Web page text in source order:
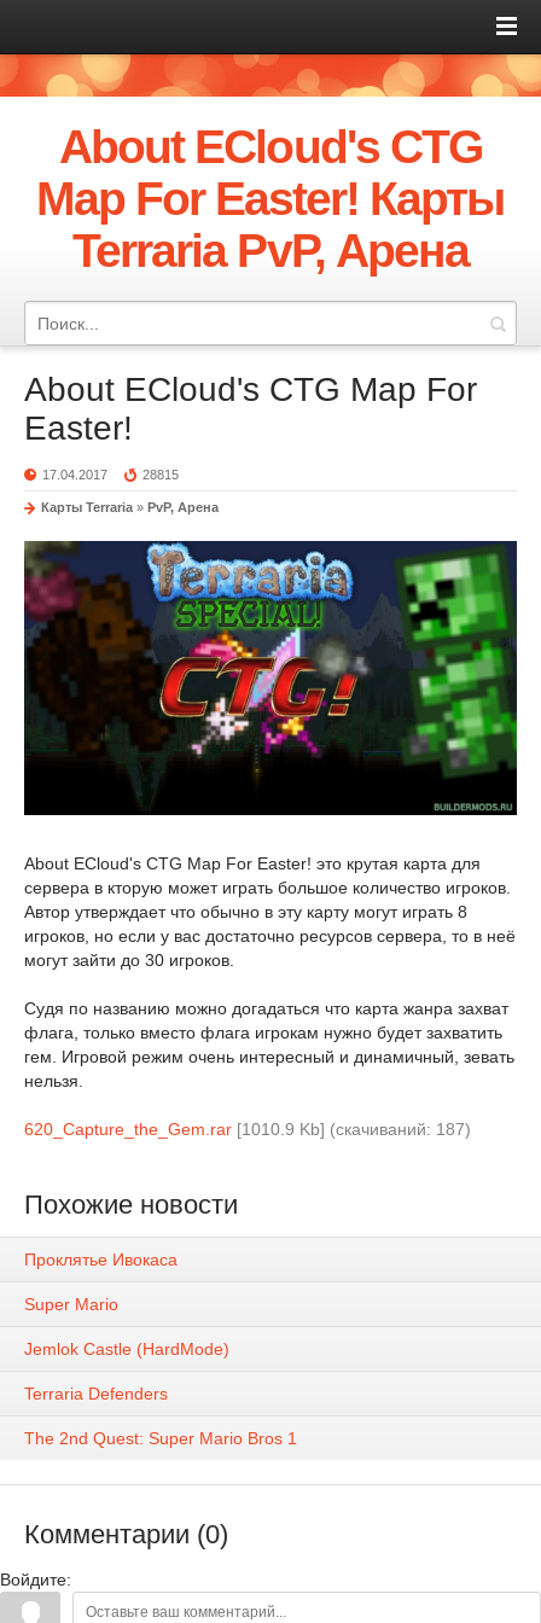
About ECloud's CTG
Map For Easter! Карты
Terraria PvP, Арена
About ECloud's CTG Map For
Easter!
17.04.2017 28815
Карты Terraria » PvP, Арена
About ECloud's CTG Map For Easter! это крутая карта для
сервера в кторую может играть большое количество игроков.
Автор утверждает что обычно в эту карту могут играть 8
игроков, но если у вас достаточно ресурсов сервера, то в неё
могут зайти до 30 игроков.
Судя по названию можно догадаться что карта жанра захват
флага, только вместо флага игрокам нужно будет захватить
гем. Игровой режим очень интересный и динамичный, зевать
нельзя.
620_Capture_the_Gem.rar [1010.9 Kb] (cкачиваний: 187)
Похожие новости
Проклятье Ивокаса
Super Mario
Jemlok Castle (HardMode)
Terraria Defenders
The 2nd Quest: Super Mario Bros 1
Комментарии (0)
Войдите: